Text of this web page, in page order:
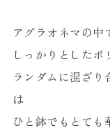
アグラオネマの中
しっかりとしたボ
ランダムに混ざり
は
ひと鉢でもとても